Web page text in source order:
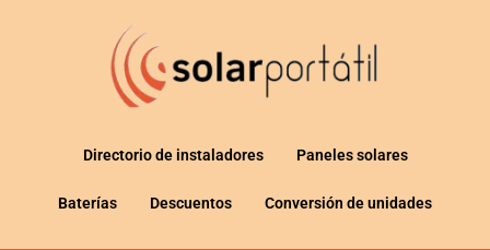
Directorio de instaladores Paneles solares
Baterías Descuentos Conversión de unidades